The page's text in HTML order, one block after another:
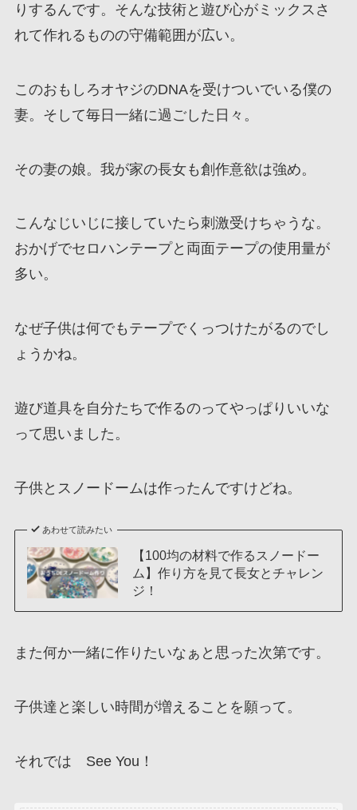
りするんです。そんな技術と遊び心がミックスさ
れて作れるものの守備範囲が広い。
このおもしろオヤジのDNAを受けついでいる僕の
妻。そして毎日一緒に過ごした日々。
その妻の娘。我が家の長女も創作意欲は強め。
こんなじいじに接していたら刺激受けちゃうな。
おかげでセロハンテープと両面テープの使用量が
多い。
なぜ子供は何でもテープでくっつけたがるのでし
ょうかね。
遊び道具を自分たちで作るのってやっぱりいいな
って思いました。
子供とスノードームは作ったんですけどね。
あわせて読みたい
【100均の材料で作るスノードー
ム】作り方を見て長女とチャレン
ジ！
また何か一緒に作りたいなぁと思った次第です。
子供達と楽しい時間が増えることを願って。
それでは See You！